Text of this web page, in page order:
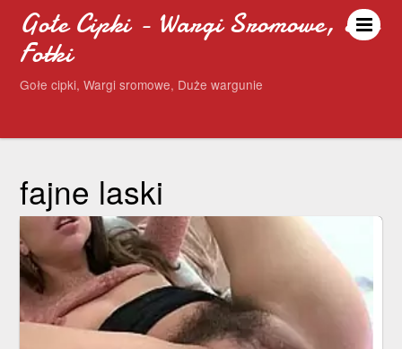
Gołe Cipki - Wargi Sromowe, Sex
Fotki
Gołe cipki, Wargi sromowe, Duże wargunie
fajne laski